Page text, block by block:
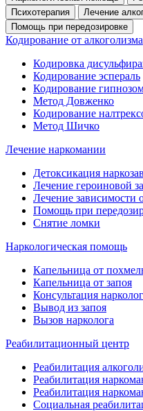
Психотерапия
Лечение
Помощь при передозировке
Кодирование от алкоголизма
Кодировка
Кодирование эспераль
Кодирование
Метод Довженко
Кодирование
Метод Шичко
Лечение наркомании
Детоксикация
Лечение героиновой
Лечение зависимости
Помощь при
Снятие ломки
Наркологическая помощь
Капельница от
Капельница от запоя
Консультация
Вывод из запоя
Вызов нарколога
Реабилитационный центр
Реабилитация
Реабилитация
Реабилитация
Социальная